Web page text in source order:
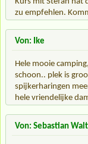
zu empfehlen.
Von: Ike
Hele mooie
schoon.. plek is
spijkerharingen
hele vriendelijke
Von: Sebastian